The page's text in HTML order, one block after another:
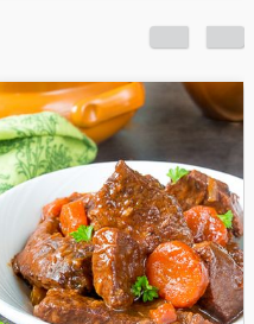
Спагетти с
тефтелями в
томатном соусе